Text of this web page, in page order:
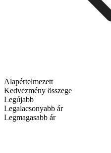
Alapértelmezett
Kedvezmény összege
Legújabb
Legalacsonyabb ár
Legmagasabb ár